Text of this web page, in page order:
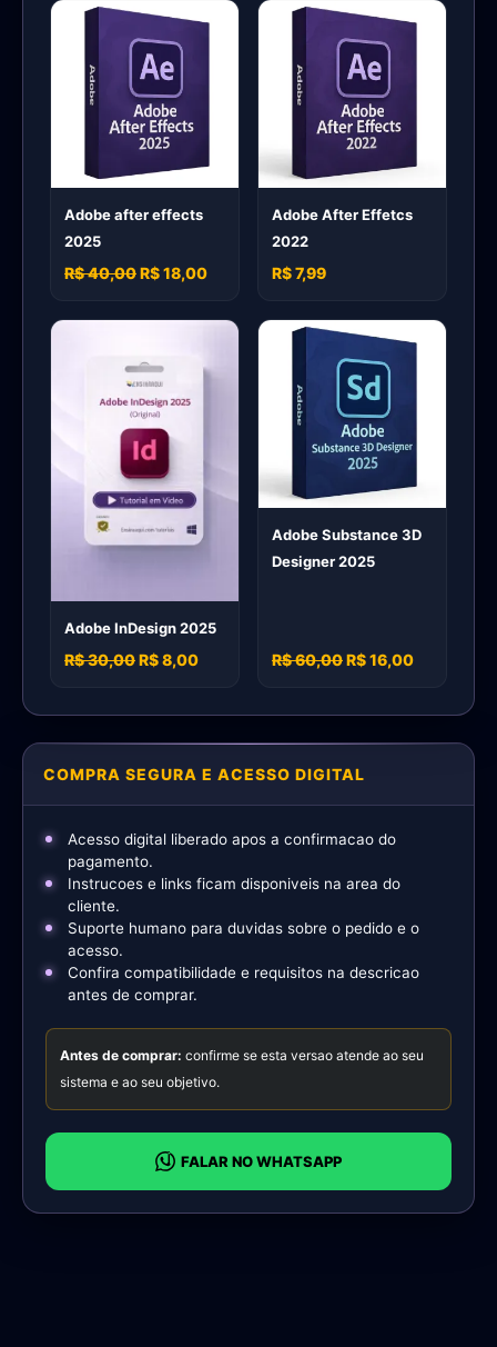
COMPRA SEGURA E ACESSO DIGITAL
Acesso digital liberado apos a confirmacao do
pagamento.
Instrucoes e links ficam disponiveis na area do
cliente.
Suporte humano para duvidas sobre o pedido e o
acesso.
Confira compatibilidade e requisitos na descricao
antes de comprar.
Antes de comprar: confirme se esta versao atende ao seu
sistema e ao seu objetivo.
FALAR NO WHATSAPP
Adobe after effects
2025
R$ 40,00R$ 18,00
Adobe After Effetcs
2022
R$ 7,99
Adobe InDesign 2025
R$ 30,00R$ 8,00
Adobe Substance 3D
Designer 2025
R$ 60,00R$ 16,00